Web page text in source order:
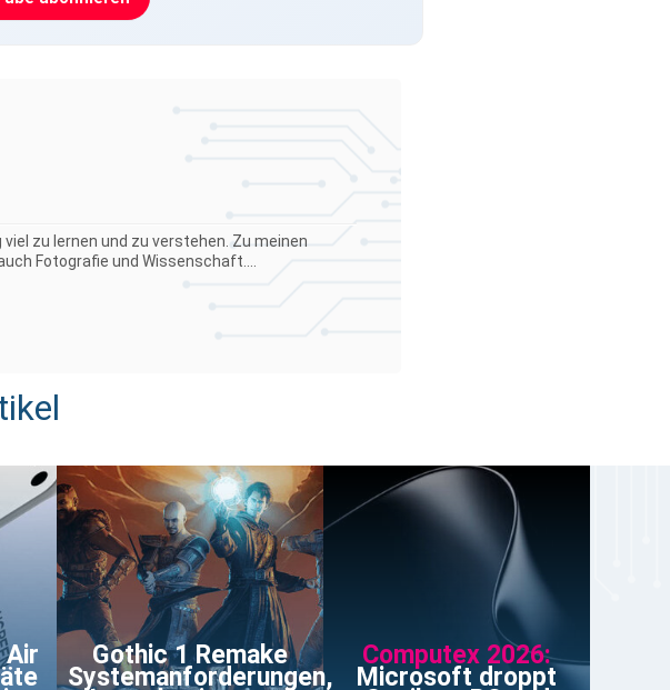
zu lernen und zu verstehen. Zu meinen
Fotografie und Wissenschaft....
Air Gothic 1 Remake
Systemanforderungen,
Computex 2026:
Microsoft droppt